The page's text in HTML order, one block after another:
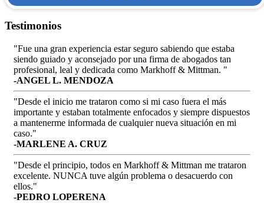
Testimonios
"Fue una gran experiencia estar seguro sabiendo que estaba
siendo guiado y aconsejado por una firma de abogados tan
profesional, leal y dedicada como Markhoff & Mittman. "
-ANGEL L. MENDOZA
"Desde el inicio me trataron como si mi caso fuera el más
importante y estaban totalmente enfocados y siempre dispuestos
a mantenerme informada de cualquier nueva situación en mi
caso."
-MARLENE A. CRUZ
"Desde el principio, todos en Markhoff & Mittman me trataron
excelente. NUNCA tuve algún problema o desacuerdo con
ellos."
-PEDRO LOPERENA